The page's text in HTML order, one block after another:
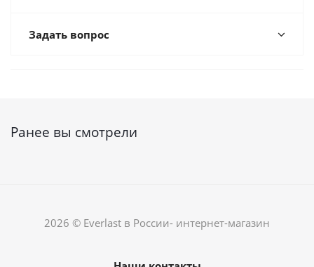
Задать вопрос
Ранее вы смотрели
2026 © Everlast в России- интернет-магазин